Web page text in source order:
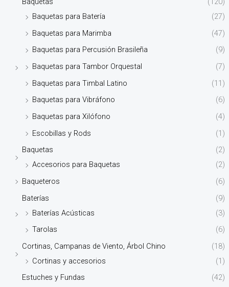
Baquetas para Batería
(27)
Baquetas para Marimba
(47)
Baquetas para Percusión Brasileña
(9)
Baquetas para Tambor Orquestal
(7)
Baquetas para Timbal Latino
(11)
Baquetas para Vibráfono
(6)
Baquetas para Xilófono
(4)
Escobillas y Rods
(1)
Baquetas
(2)
Accesorios para Baquetas
(2)
Baqueteros
(6)
Baterías
(9)
Baterías Acústicas
(3)
Tarolas
(6)
Cortinas, Campanas de Viento, Árbol Chino
(18)
Cortinas y accesorios
(1)
Estuches y Fundas
(42)